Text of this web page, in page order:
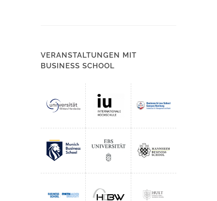
VERANSTALTUNGEN MIT
BUSINESS SCHOOL